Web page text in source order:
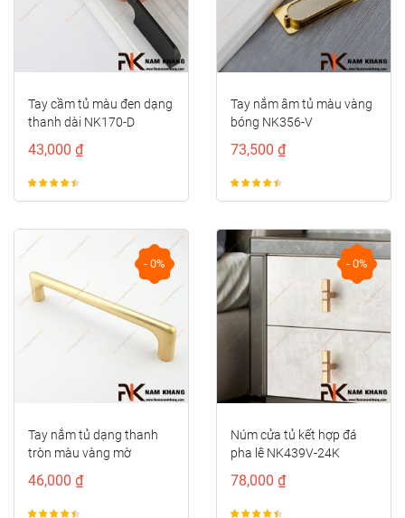
Tay nắm âm tủ màu vàng
bóng NK356-V
73,500 ₫
- 0%
Núm cửa tủ kết hợp đá
pha lê NK439V-24K
78,000 ₫
Tay cầm cửa tủ đồng cao
cấp NK211D-DVM
122,000 ₫
- 0%
Tay cầm cửa tủ đồng màu
đồng vàng viền đỏ
122,000 ₫